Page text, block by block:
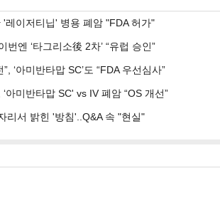
'레이저티닙' 병용 폐암 "FDA 허가"
번엔 ‘타그리소後 2차’ “유럽 승인”
‘아미반타맙 SC’도 “FDA 우선심사”
아미반타맙 SC' vs IV 폐암 “OS 개선”
리서 밝힌 '방침'..Q&A 속 "현실"